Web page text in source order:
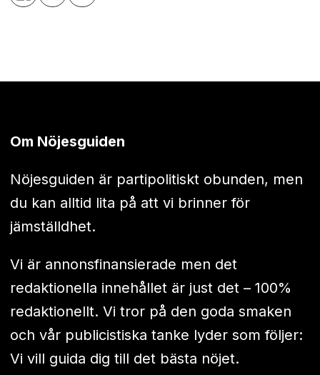
Om Nöjesguiden
Nöjesguiden är partipolitiskt obunden, men
du kan alltid lita på att vi brinner för
jämställdhet.
Vi är annonsfinansierade men det
redaktionella innehållet är just det – 100%
redaktionellt. Vi tror på den goda smaken
och vår publicistiska tanke lyder som följer:
Vi vill guida dig till det bästa nöjet.